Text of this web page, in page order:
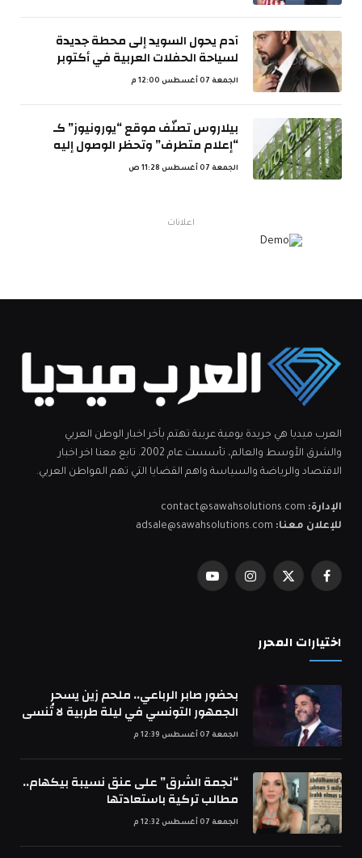
آدم يحول السويد إلى محطة جديدة
لسياحة الحفلات العربية في أكتوبر
الجمعة 07 أغسطس 12:00 م
بيلاروس تصنّف موقع “يورونيوز” كـ
“إعلام متطرف” وتحظر الوصول إليه
الجمعة 07 أغسطس 11:28 ص
اعلانات
العرب ميديا هي جريدة يومية عربية تهتم بآخر اخبار الوطن العربي
والشرق الأوسط والعالم، تأسست عام 2002. تابع معنا اخر اخبار
الاقتصاد والرياضة والسياسة واهم القضايا التي تهم المواطن العربي.
الإدارة: contact@sawahsolutions.com
للإعلان معنا: adsale@sawahsolutions.com
فيسبوكX
الانستغراميوتيوب
اختيارات المحرر
بحضور صابر الرباعي.. ملحم زين يسحر
الجمهور التونسي في ليلة طربية لا تُنسى
الجمعة 07 أغسطس 12:39 م
“نجمة الشرق” على عنق نسيبة بيكهام..
مطالب تركية باستعادتها
الجمعة 07 أغسطس 12:32 م